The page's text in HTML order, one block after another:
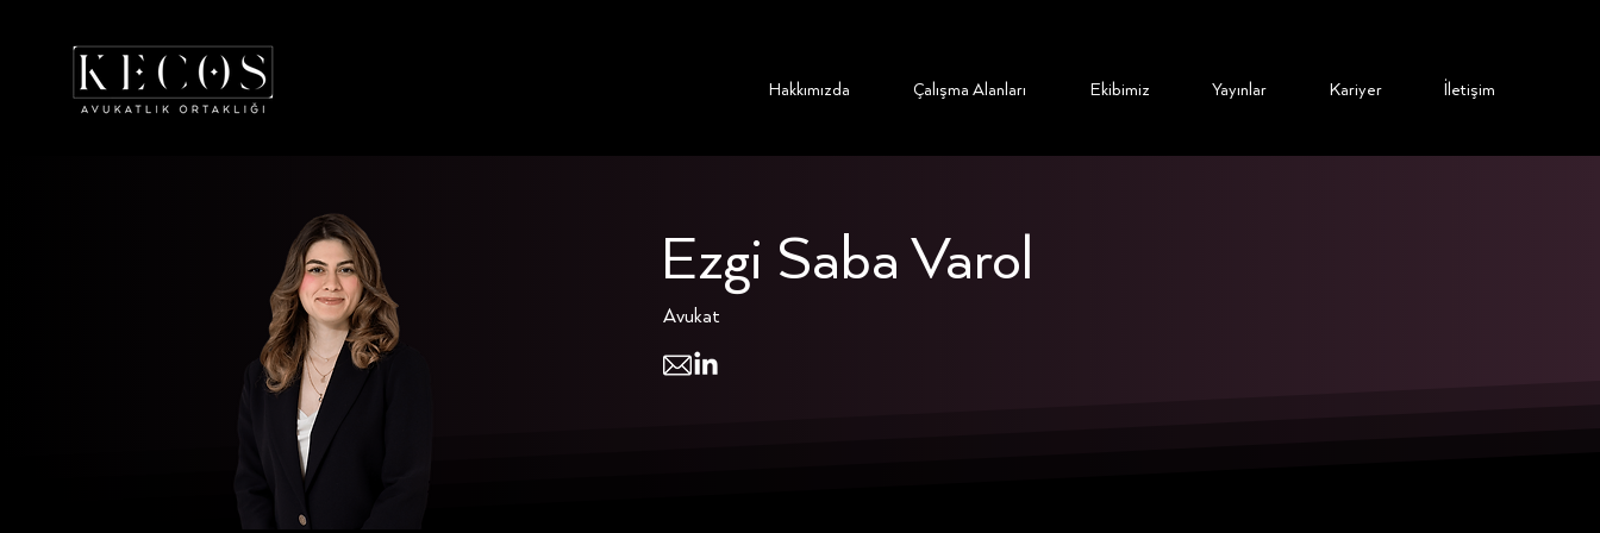
Hakkımızda Çalışma Alanları Ekibimiz Yayınlar Kariyer İletişim
Ezgi Saba Varol
Avukat